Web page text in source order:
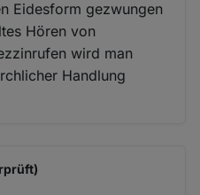
Eidesform gezwungen
Hören von
wird man
Handlung